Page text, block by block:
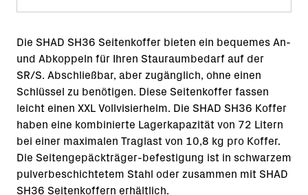
Die SHAD SH36 Seitenkoffer bieten ein bequemes An-
und Abkoppeln für Ihren Stauraumbedarf auf der
SR/S. Abschließbar, aber zugänglich, ohne einen
Schlüssel zu benötigen. Diese Seitenkoffer fassen
leicht einen XXL Vollvisierhelm. Die SHAD SH36 Koffer
haben eine kombinierte Lagerkapazität von 72 Litern
bei einer maximalen Traglast von 10,8 kg pro Koffer.
Die Seitengepäckträger-befestigung ist in schwarzem
pulverbeschichtetem Stahl oder zusammen mit SHAD
SH36 Seitenkoffern erhältlich.